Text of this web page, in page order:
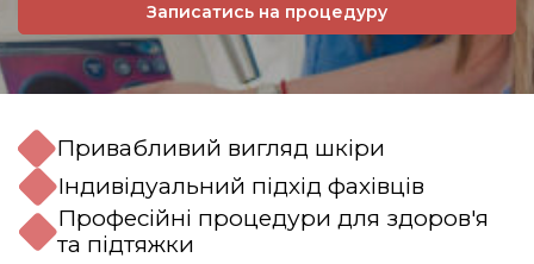
Записатись на процедуру
Привабливий вигляд шкіри
Індивідуальний підхід фахівців
Професійні процедури для здоров'я
та підтяжки